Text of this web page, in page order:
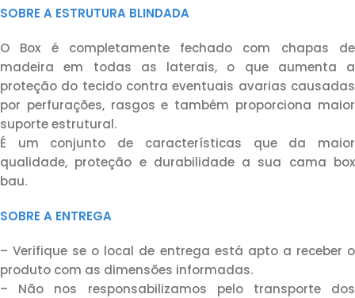
SOBRE A ESTRUTURA BLINDADA
O Box é completamente fechado com chapas de
madeira em todas as laterais, o que aumenta a
proteção do tecido contra eventuais avarias causadas
por perfurações, rasgos e também proporciona maior
suporte estrutural.
É um conjunto de características que da maior
qualidade, proteção e durabilidade a sua cama box
bau.
SOBRE A ENTREGA
– Verifique se o local de entrega está apto a receber o
produto com as dimensões informadas.
– Não nos responsabilizamos pelo transporte dos